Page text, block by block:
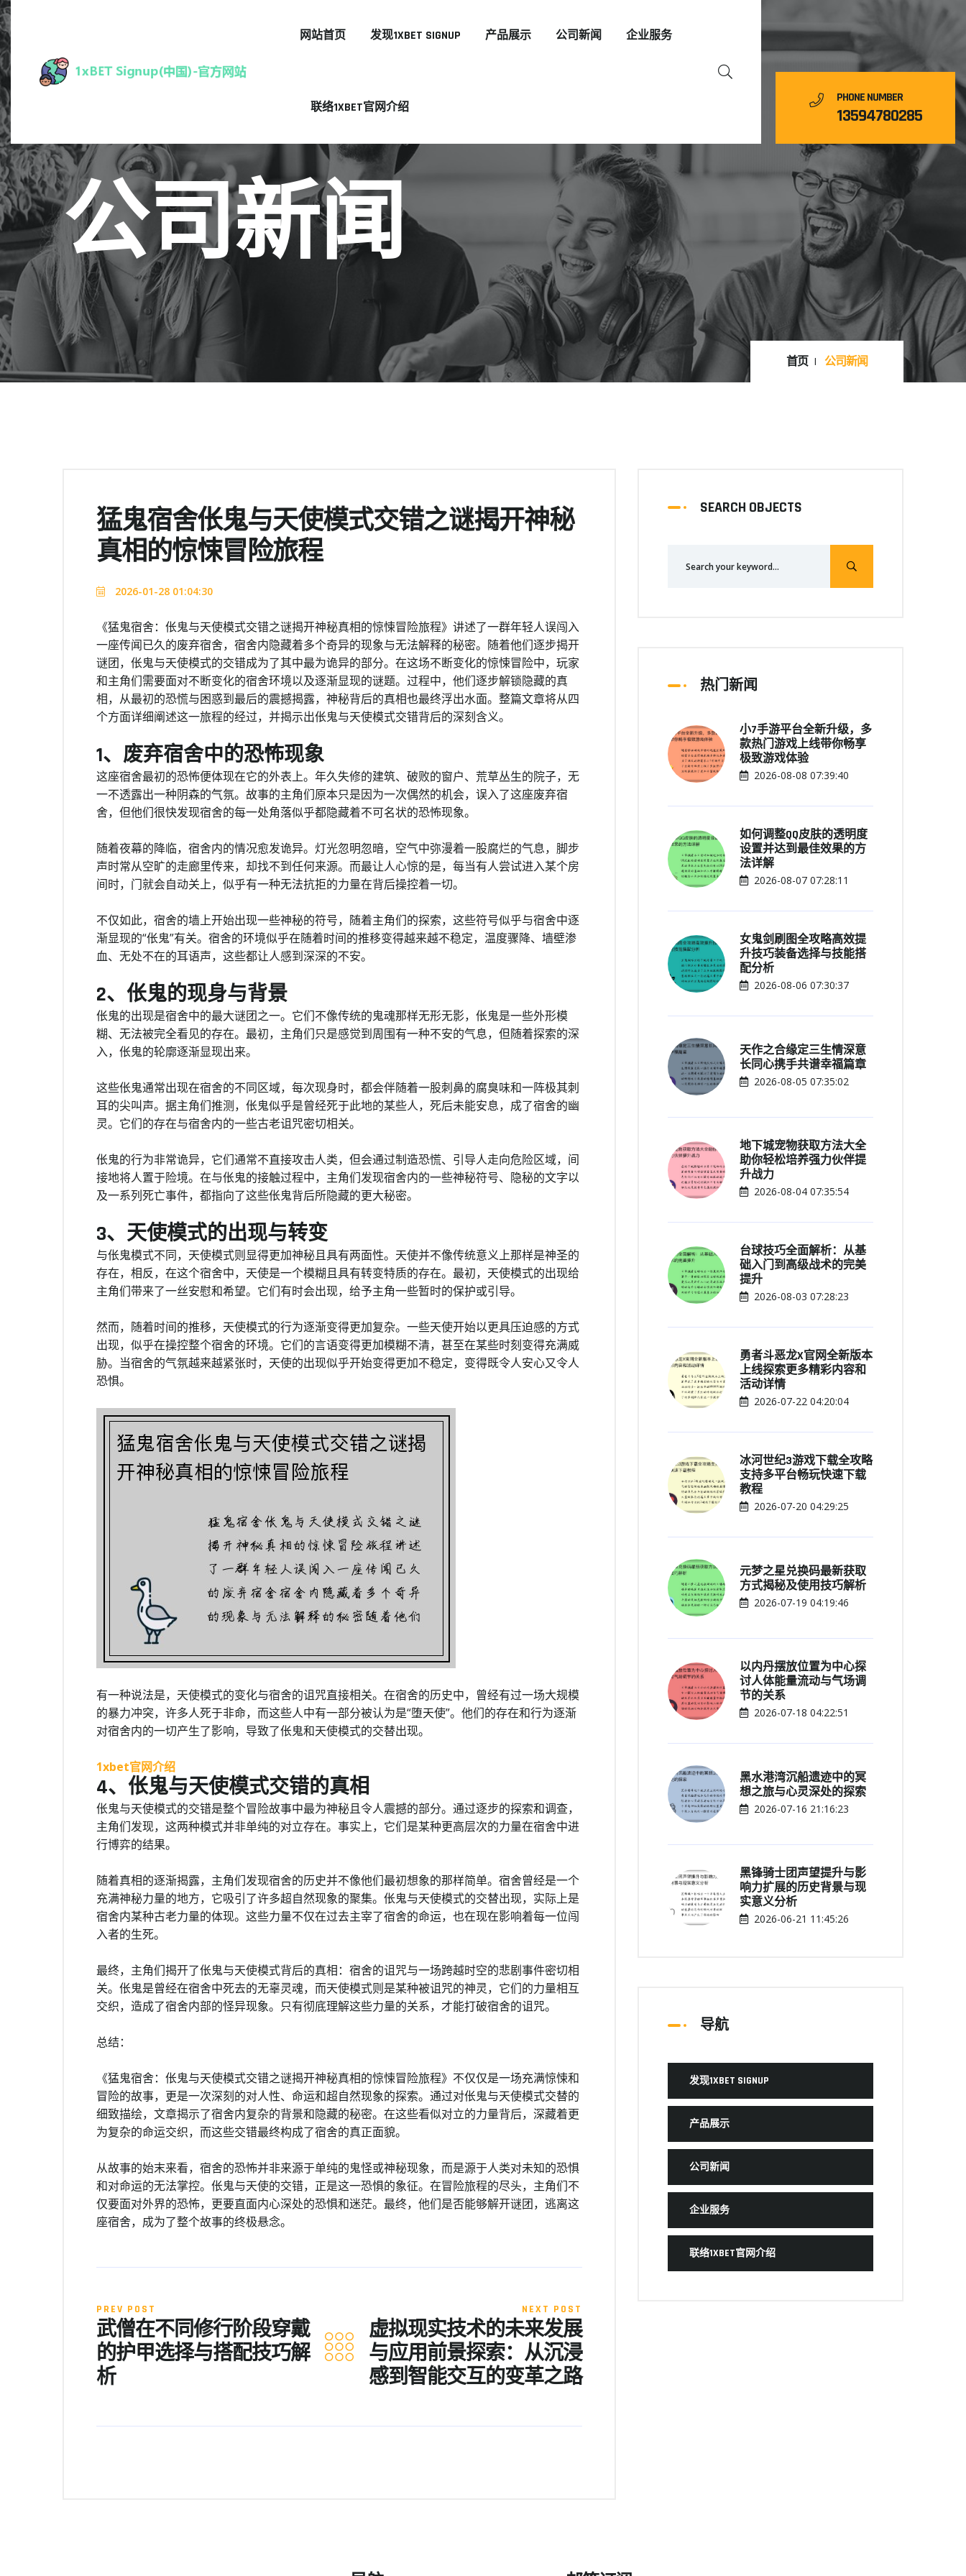
网站首页 发现1XBET SIGNUP 产品展示 公司新闻 企业服务
联络1XBET官网介绍
PHONE NUMBER
13594780285
公司新闻
首页 公司新闻
猛鬼宿舍伥鬼与天使模式交错之谜揭开神秘
真相的惊悚冒险旅程
2026-01-28 01:04:30
《猛鬼宿舍：伥鬼与天使模式交错之谜揭开神秘真相的惊悚冒险旅程》讲述了一群年轻人误闯入
一座传闻已久的废弃宿舍，宿舍内隐藏着多个奇异的现象与无法解释的秘密。随着他们逐步揭开
谜团，伥鬼与天使模式的交错成为了其中最为诡异的部分。在这场不断变化的惊悚冒险中，玩家
和主角们需要面对不断变化的宿舍环境以及逐渐显现的谜题。过程中，他们逐步解锁隐藏的真
相，从最初的恐慌与困惑到最后的震撼揭露，神秘背后的真相也最终浮出水面。整篇文章将从四
个方面详细阐述这一旅程的经过，并揭示出伥鬼与天使模式交错背后的深刻含义。
1、废弃宿舍中的恐怖现象
这座宿舍最初的恐怖便体现在它的外表上。年久失修的建筑、破败的窗户、荒草丛生的院子，无
一不透露出一种阴森的气氛。故事的主角们原本只是因为一次偶然的机会，误入了这座废弃宿
舍，但他们很快发现宿舍的每一处角落似乎都隐藏着不可名状的恐怖现象。
随着夜幕的降临，宿舍内的情况愈发诡异。灯光忽明忽暗，空气中弥漫着一股腐烂的气息，脚步
声时常从空旷的走廊里传来，却找不到任何来源。而最让人心惊的是，每当有人尝试进入某个房
间时，门就会自动关上，似乎有一种无法抗拒的力量在背后操控着一切。
不仅如此，宿舍的墙上开始出现一些神秘的符号，随着主角们的探索，这些符号似乎与宿舍中逐
渐显现的“伥鬼”有关。宿舍的环境似乎在随着时间的推移变得越来越不稳定，温度骤降、墙壁渗
血、无处不在的耳语声，这些都让人感到深深的不安。
2、伥鬼的现身与背景
伥鬼的出现是宿舍中的最大谜团之一。它们不像传统的鬼魂那样无形无影，伥鬼是一些外形模
糊、无法被完全看见的存在。最初，主角们只是感觉到周围有一种不安的气息，但随着探索的深
入，伥鬼的轮廓逐渐显现出来。
这些伥鬼通常出现在宿舍的不同区域，每次现身时，都会伴随着一股刺鼻的腐臭味和一阵极其刺
耳的尖叫声。据主角们推测，伥鬼似乎是曾经死于此地的某些人，死后未能安息，成了宿舍的幽
灵。它们的存在与宿舍内的一些古老诅咒密切相关。
伥鬼的行为非常诡异，它们通常不直接攻击人类，但会通过制造恐慌、引导人走向危险区域，间
接地将人置于险境。在与伥鬼的接触过程中，主角们发现宿舍内的一些神秘符号、隐秘的文字以
及一系列死亡事件，都指向了这些伥鬼背后所隐藏的更大秘密。
3、天使模式的出现与转变
与伥鬼模式不同，天使模式则显得更加神秘且具有两面性。天使并不像传统意义上那样是神圣的
存在，相反，在这个宿舍中，天使是一个模糊且具有转变特质的存在。最初，天使模式的出现给
主角们带来了一丝安慰和希望。它们有时会出现，给予主角一些暂时的保护或引导。
然而，随着时间的推移，天使模式的行为逐渐变得更加复杂。一些天使开始以更具压迫感的方式
出现，似乎在操控整个宿舍的环境。它们的言语变得更加模糊不清，甚至在某些时刻变得充满威
胁。当宿舍的气氛越来越紧张时，天使的出现似乎开始变得更加不稳定，变得既令人安心又令人
恐惧。
有一种说法是，天使模式的变化与宿舍的诅咒直接相关。在宿舍的历史中，曾经有过一场大规模
的暴力冲突，许多人死于非命，而这些人中有一部分被认为是“堕天使”。他们的存在和行为逐渐
对宿舍内的一切产生了影响，导致了伥鬼和天使模式的交替出现。
1xbet官网介绍
4、伥鬼与天使模式交错的真相
伥鬼与天使模式的交错是整个冒险故事中最为神秘且令人震撼的部分。通过逐步的探索和调查，
主角们发现，这两种模式并非单纯的对立存在。事实上，它们是某种更高层次的力量在宿舍中进
行博弈的结果。
随着真相的逐渐揭露，主角们发现宿舍的历史并不像他们最初想象的那样简单。宿舍曾经是一个
充满神秘力量的地方，它吸引了许多超自然现象的聚集。伥鬼与天使模式的交替出现，实际上是
宿舍内某种古老力量的体现。这些力量不仅在过去主宰了宿舍的命运，也在现在影响着每一位闯
入者的生死。
最终，主角们揭开了伥鬼与天使模式背后的真相：宿舍的诅咒与一场跨越时空的悲剧事件密切相
关。伥鬼是曾经在宿舍中死去的无辜灵魂，而天使模式则是某种被诅咒的神灵，它们的力量相互
交织，造成了宿舍内部的怪异现象。只有彻底理解这些力量的关系，才能打破宿舍的诅咒。
总结：
《猛鬼宿舍：伥鬼与天使模式交错之谜揭开神秘真相的惊悚冒险旅程》不仅仅是一场充满惊悚和
冒险的故事，更是一次深刻的对人性、命运和超自然现象的探索。通过对伥鬼与天使模式交替的
细致描绘，文章揭示了宿舍内复杂的背景和隐藏的秘密。在这些看似对立的力量背后，深藏着更
为复杂的命运交织，而这些交错最终构成了宿舍的真正面貌。
从故事的始末来看，宿舍的恐怖并非来源于单纯的鬼怪或神秘现象，而是源于人类对未知的恐惧
和对命运的无法掌控。伥鬼与天使的交错，正是这一恐惧的象征。在冒险旅程的尽头，主角们不
仅要面对外界的恐怖，更要直面内心深处的恐惧和迷茫。最终，他们是否能够解开谜团，逃离这
座宿舍，成为了整个故事的终极悬念。
PREV POST
武僧在不同修行阶段穿戴
的护甲选择与搭配技巧解
析
NEXT POST
虚拟现实技术的未来发展
与应用前景探索：从沉浸
感到智能交互的变革之路
SEARCH OBJECTS
热门新闻
小7手游平台全新升级，多
款热门游戏上线带你畅享
极致游戏体验
2026-08-08 07:39:40
如何调整QQ皮肤的透明度
设置并达到最佳效果的方
法详解
2026-08-07 07:28:11
女鬼剑刷图全攻略高效提
升技巧装备选择与技能搭
配分析
2026-08-06 07:30:37
天作之合缘定三生情深意
长同心携手共谱幸福篇章
2026-08-05 07:35:02
地下城宠物获取方法大全
助你轻松培养强力伙伴提
升战力
2026-08-04 07:35:54
台球技巧全面解析：从基
础入门到高级战术的完美
提升
2026-08-03 07:28:23
勇者斗恶龙X官网全新版本
上线探索更多精彩内容和
活动详情
2026-07-22 04:20:04
冰河世纪3游戏下载全攻略
支持多平台畅玩快速下载
教程
2026-07-20 04:29:25
元梦之星兑换码最新获取
方式揭秘及使用技巧解析
2026-07-19 04:19:46
以内丹摆放位置为中心探
讨人体能量流动与气场调
节的关系
2026-07-18 04:22:51
黑水港湾沉船遗迹中的冥
想之旅与心灵深处的探索
2026-07-16 21:16:23
黑锋骑士团声望提升与影
响力扩展的历史背景与现
实意义分析
2026-06-21 11:45:26
导航
发现1XBET SIGNUP
产品展示
公司新闻
企业服务
联络1XBET官网介绍